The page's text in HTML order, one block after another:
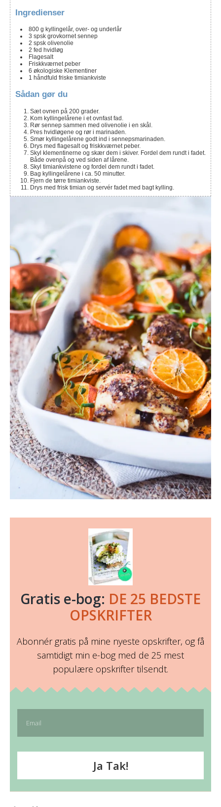
Ingredienser
800 g kyllingelår, over- og underlår
3 spsk grovkornet sennep
2 spsk olivenolie
2 fed hvidløg
Flagesalt
Friskkværnet peber
6 økologiske Klementiner
1 håndfuld friske timiankviste
Sådan gør du
Sæt ovnen på 200 grader.
Kom kyllingelårene i et ovnfast fad.
Rør sennep sammen med olivenolie i en skål.
Pres hvidløgene og rør i marinaden.
Smør kyllingelårene godt ind i sennepsmarinaden.
Drys med flagesalt og friskkværnet peber.
Skyl klementinerne og skær dem i skiver. Fordel dem rundt i fadet.
Både ovenpå og ved siden af lårene.
Skyl timiankvistene og fordel dem rundt i fadet.
Bag kyllingelårene i ca. 50 minutter.
Fjern de tørre timiankviste.
Drys med frisk timian og servér fadet med bagt kylling.
Gratis e-bog: DE 25 BEDSTE
OPSKRIFTER
Abonnér gratis på mine nyeste opskrifter, og få
samtidigt min e-bog med de 25 mest
populære opskrifter tilsendt.
Ja Tak!